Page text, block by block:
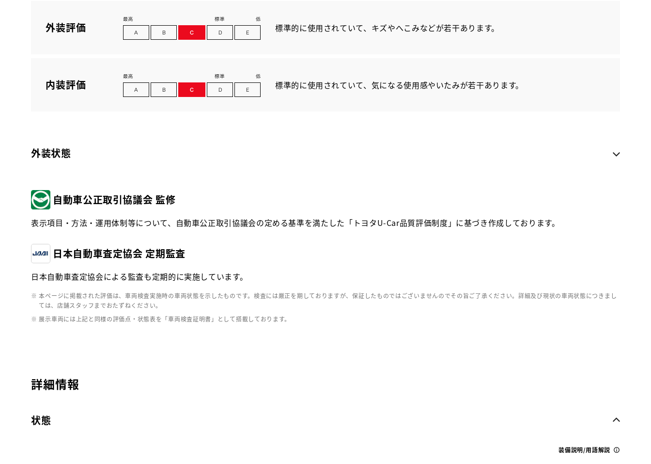
外装評価 標準的に使用されていて、キズやへこみなどが若干あります。
内装評価 標準的に使用されていて、気になる使用感やいたみが若干あります。
外装状態
自動車公正取引協議会 監修
表示項目・方法・運用体制等について、自動車公正取引協議会の定める基準を満たした「トヨタU-Car品質評価制度」に基づき作成しております。
日本自動車査定協会 定期監査
日本自動車査定協会による監査も定期的に実施しています。
※ 本ページに掲載された評価は、車両検査実施時の車両状態を示したものです。検査には厳正を期しておりますが、保証したものではございませんのでその旨ご了承ください。詳細及び現状の車両状態につきまし
ては、店舗スタッフまでおたずねください。
※ 展示車両には上記と同様の評価点・状態表を「車両検査証明書」として搭載しております。
詳細情報
状態
装備説明/用語解説